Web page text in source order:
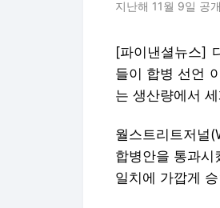
지난해 11월 9일 공
[파이낸셜뉴스]
들이 합병 선언
는 생산량에서
월스트리트저널
합병안을 통과
일치에 가깝게